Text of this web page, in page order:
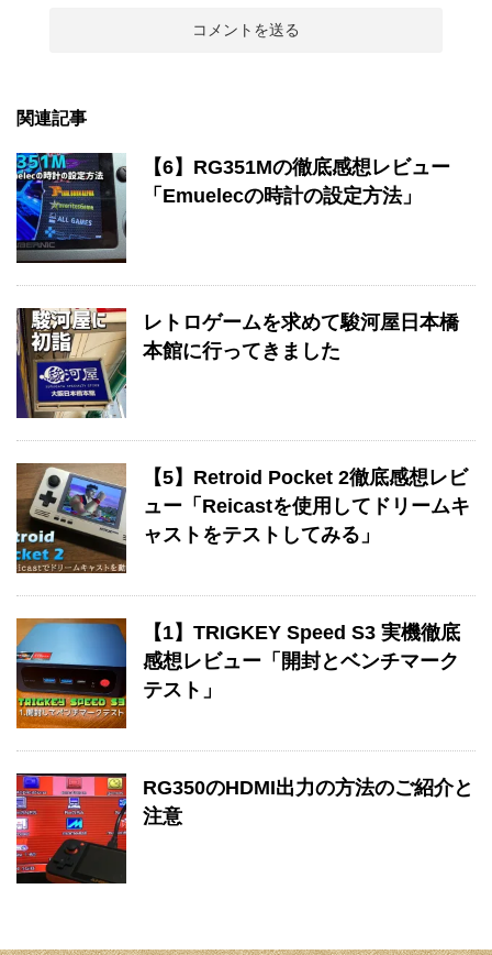
関連記事
【6】RG351Mの徹底感想レビュー
「Emuelecの時計の設定方法」
レトロゲームを求めて駿河屋日本橋
本館に行ってきました
【5】Retroid Pocket 2徹底感想レビ
ュー「Reicastを使用してドリームキ
ャストをテストしてみる」
【1】TRIGKEY Speed S3 実機徹底
感想レビュー「開封とベンチマーク
テスト」
RG350のHDMI出力の方法のご紹介と
注意